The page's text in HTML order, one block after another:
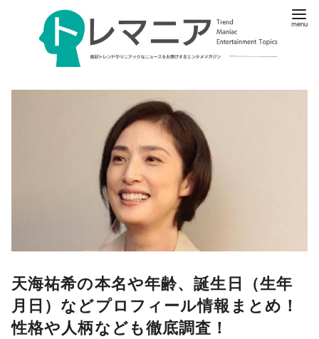
天海祐希の本名や年齢、誕生日（生年
月日）などプロフィール情報まとめ！
性格や人柄なども徹底調査！